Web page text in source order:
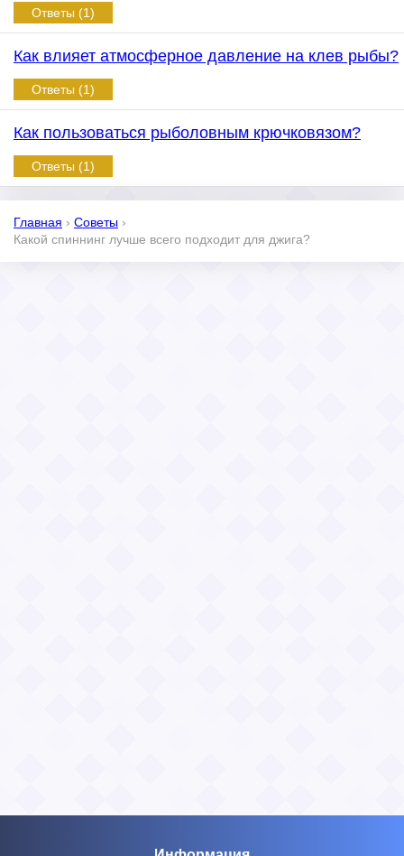
Ответы (1)
Как влияет атмосферное давление на клев рыбы?
Ответы (1)
Как пользоваться рыболовным крючковязом?
Ответы (1)
Главная › Советы ›
Какой спиннинг лучше всего подходит для джига?